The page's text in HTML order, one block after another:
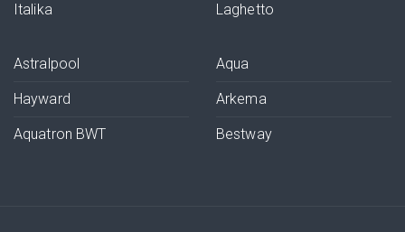
Italika Laghetto
Astralpool
Hayward
Aquatron BWT
Aqua
Arkema
Bestway